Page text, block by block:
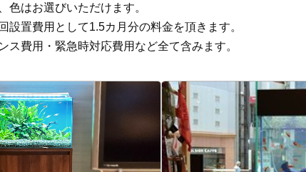
色はお選びいただけます。
設置費用として1.5カ月分の料金を頂きます。
ス費用・緊急時対応費用など全て含みます。